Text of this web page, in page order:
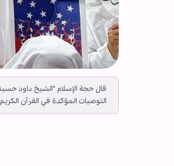
قال حجة الإسلام "الشيخ داود
التوصيات المؤكدة في القرآن